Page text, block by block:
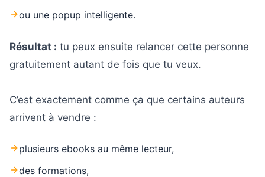
ou une popup intelligente.
Résultat : tu peux ensuite relancer cette personne
gratuitement autant de fois que tu veux.
C’est exactement comme ça que certains auteurs
arrivent à vendre :
plusieurs ebooks au même lecteur,
des formations,